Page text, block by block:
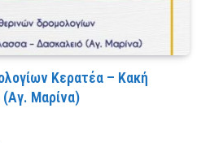
Κερατέα – Κακή
Μαρίνα)